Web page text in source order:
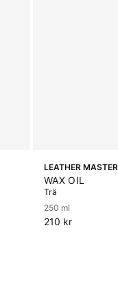
LEATHER MASTER
WAX OIL
Trä
250 ml
210 kr